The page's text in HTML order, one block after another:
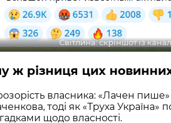
Світлина: скріншот із
ж різниця цих
власника: «Лачен
тоді як «Труха Україна»
щодо власності.